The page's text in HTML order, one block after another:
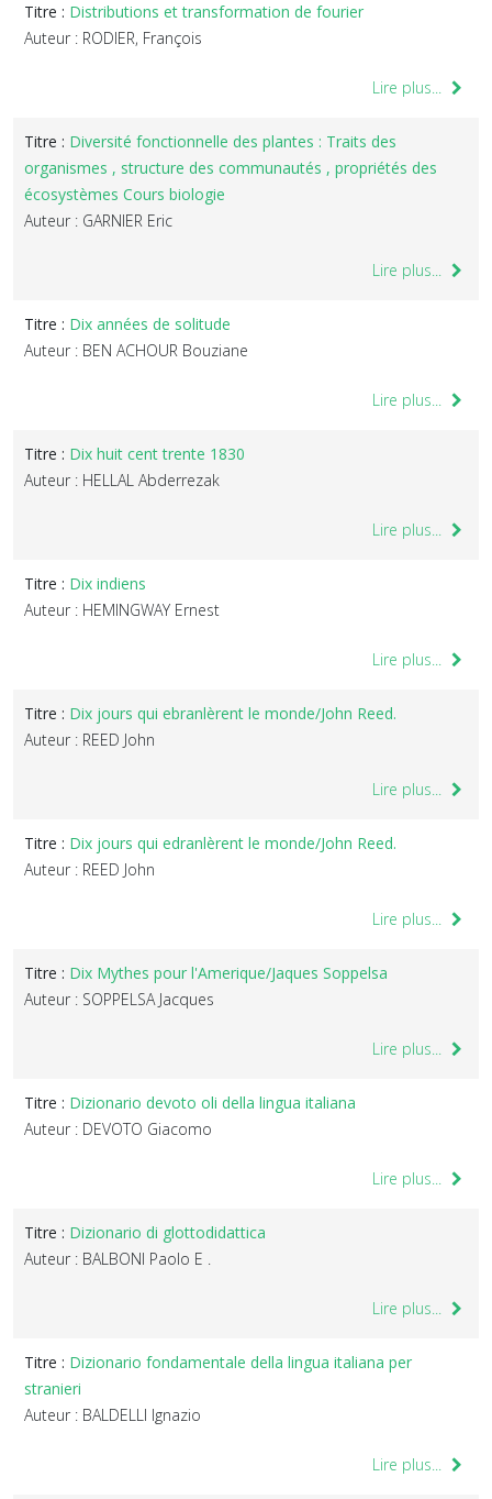
Titre : Distributions et transformation de fourier
Auteur : RODIER, François
Lire plus...
Titre : Diversité fonctionnelle des plantes : Traits des
organismes , structure des communautés , propriétés des
écosystèmes Cours biologie
Auteur : GARNIER Eric
Lire plus...
Titre : Dix années de solitude
Auteur : BEN ACHOUR Bouziane
Lire plus...
Titre : Dix huit cent trente 1830
Auteur : HELLAL Abderrezak
Lire plus...
Titre : Dix indiens
Auteur : HEMINGWAY Ernest
Lire plus...
Titre : Dix jours qui ebranlèrent le monde/John Reed.
Auteur : REED John
Lire plus...
Titre : Dix jours qui edranlèrent le monde/John Reed.
Auteur : REED John
Lire plus...
Titre : Dix Mythes pour l'Amerique/Jaques Soppelsa
Auteur : SOPPELSA Jacques
Lire plus...
Titre : Dizionario devoto oli della lingua italiana
Auteur : DEVOTO Giacomo
Lire plus...
Titre : Dizionario di glottodidattica
Auteur : BALBONI Paolo E .
Lire plus...
Titre : Dizionario fondamentale della lingua italiana per
stranieri
Auteur : BALDELLI Ignazio
Lire plus...